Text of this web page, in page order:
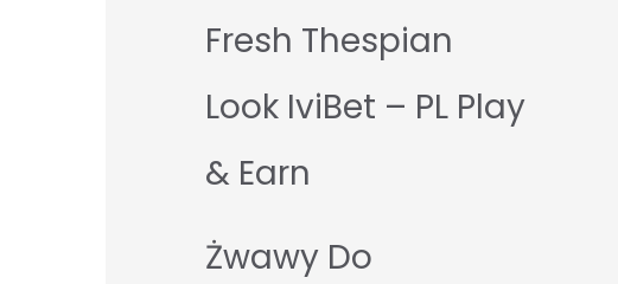
Fresh Thespian
Look IviBet – PL Play
& Earn
Żwawy Do